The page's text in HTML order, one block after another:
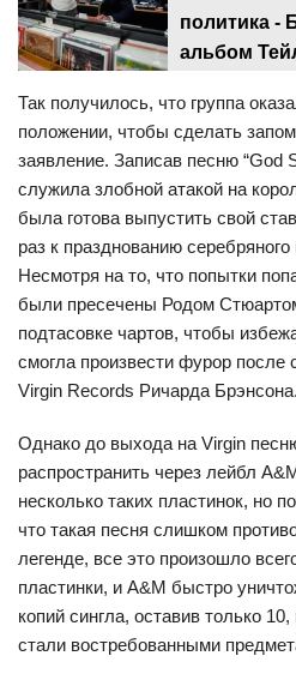
политика -
альбом
Так получилось, что группа
положении, чтобы сделать
заявление. Записав песню “God
служила злобной атакой на
была готова выпустить свой
раз к празднованию
Несмотря на то, что попытки
были пресечены Родом
подтасовке чартов, чтобы
смогла произвести фурор после
Virgin Records Ричарда Брэнсона.
Однако до выхода на Virgin
распространить через лейбл
несколько таких пластинок, но
что такая песня слишком
легенде, все это произошло
пластинки, и A&M быстро
копий сингла, оставив только
стали востребованными